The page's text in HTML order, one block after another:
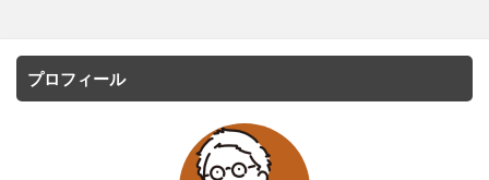
プロフィール